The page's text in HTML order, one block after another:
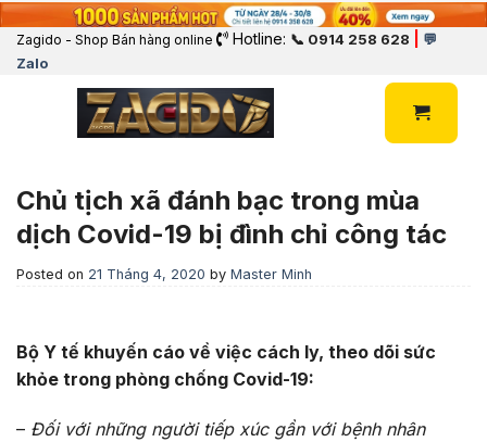
Zagido - Shop Bán hàng online Hotline: 📞 0914 258 628
💬
Zalo
Chủ tịch xã đánh bạc trong mùa
dịch Covid-19 bị đình chỉ công tác
Posted on 21 Tháng 4, 2020 by Master Minh
Bộ Y tế khuyến cáo về việc cách ly, theo dõi sức
khỏe trong phòng chống Covid-19:
– Đối với những người tiếp xúc gần với bệnh nhân